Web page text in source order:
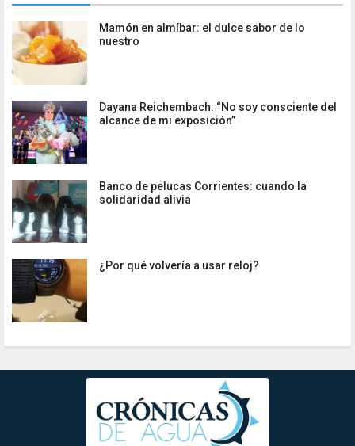
Mamón en almíbar: el dulce sabor de lo
nuestro
Dayana Reichembach: “No soy consciente del
alcance de mi exposición”
Banco de pelucas Corrientes: cuando la
solidaridad alivia
¿Por qué volvería a usar reloj?